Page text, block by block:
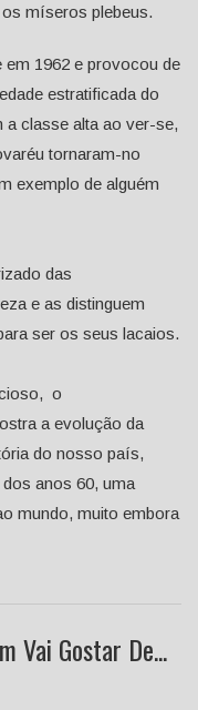
míseros plebeus.
em 1962 e provocou de
estratificada do
classe alta ao ver-se,
tornaram-no
exemplo de alguém
das
e as distinguem
ser os seus lacaios.
o
a evolução da
do nosso país,
anos 60, uma
mundo, muito embora
Vai Gostar De...